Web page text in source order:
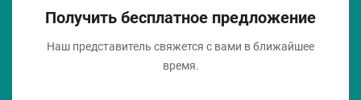
Получить бесплатное предложение
Наш представитель свяжется с вами в ближайшее
время.